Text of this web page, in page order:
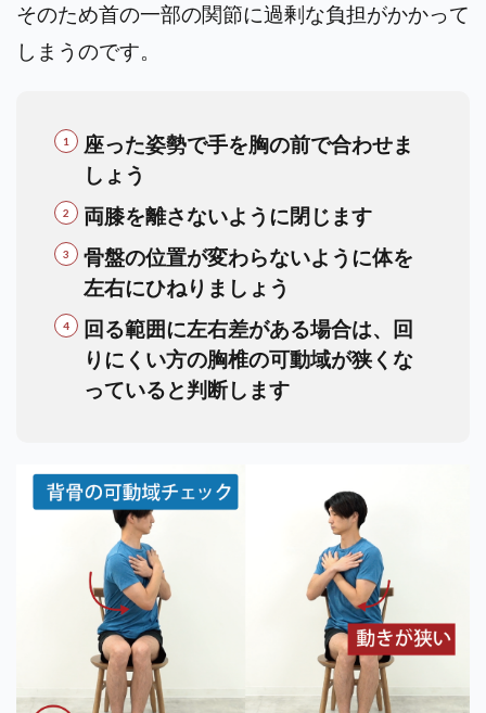
そのため首の一部の関節に過剰な負担がかかって
しまうのです。
座った姿勢で手を胸の前で合わせま
しょう
両膝を離さないように閉じます
骨盤の位置が変わらないように体を
左右にひねりましょう
回る範囲に左右差がある場合は、回
りにくい方の胸椎の可動域が狭くな
っていると判断します